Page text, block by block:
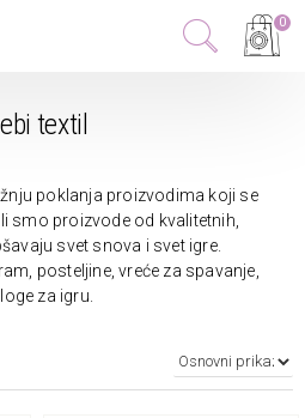
0
textil
poklanja proizvodima koji se
smo proizvode od kvalitetnih,
svet snova i svet igre.
posteljine, vreće za spavanje,
za igru.